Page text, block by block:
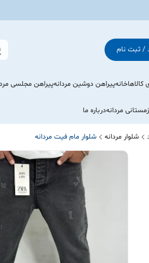
/ ثبت نام
خانهپیراهن دوشین مردانهپیراهن مجلسی
مردانهدرباره ما
شلوار مردانه شلوار مام فیت مردانه